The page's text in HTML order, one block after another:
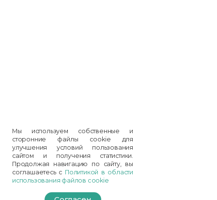
Мы используем собственные и
сторонние файлы cookie для
улучшения условий пользования
сайтом и получения статистики.
Продолжая навигацию по сайту, вы
соглашаетесь с Политикой в области
использования файлов cookie